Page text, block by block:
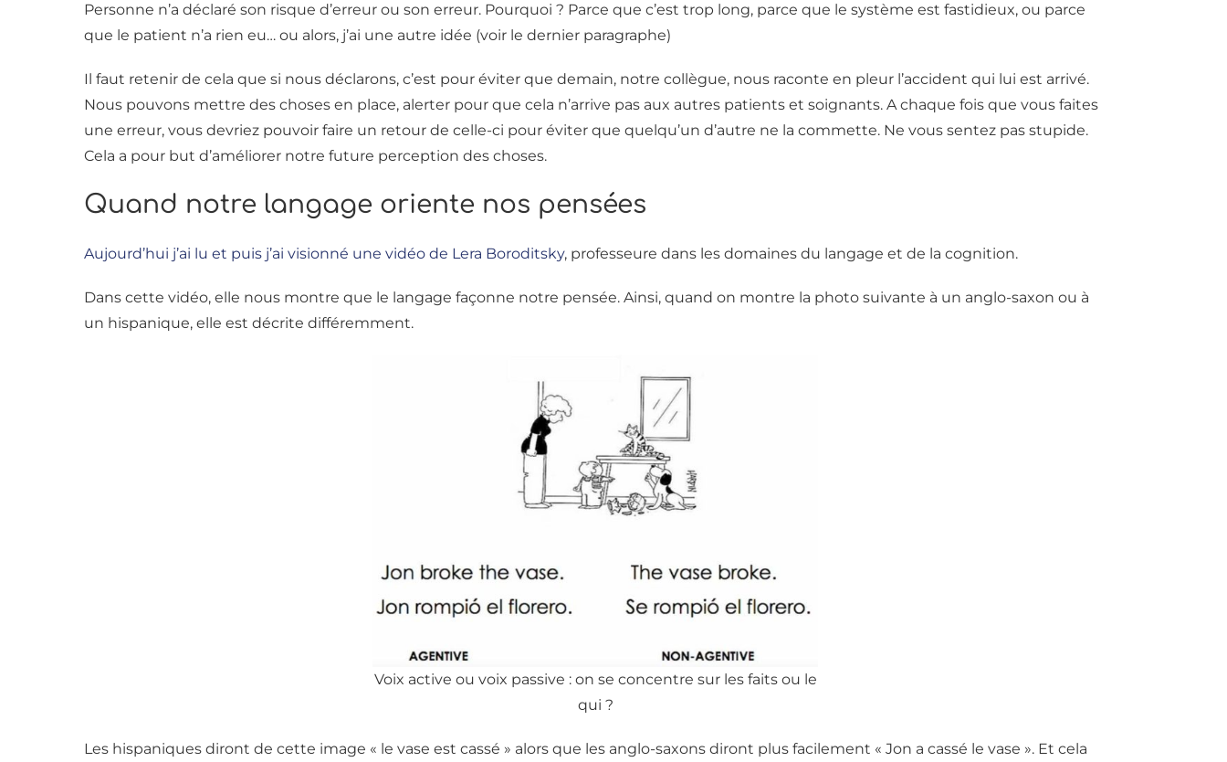
Personne n’a déclaré son risque d’erreur ou son erreur. Pourquoi ? Parce que c’est trop long, parce que le système est fastidieux, ou parce
que le patient n’a rien eu… ou alors, j’ai une autre idée (voir le dernier paragraphe)
Il faut retenir de cela que si nous déclarons, c’est pour éviter que demain, notre collègue, nous raconte en pleur l’accident qui lui est arrivé.
Nous pouvons mettre des choses en place, alerter pour que cela n’arrive pas aux autres patients et soignants. A chaque fois que vous faites
une erreur, vous devriez pouvoir faire un retour de celle-ci pour éviter que quelqu’un d’autre ne la commette. Ne vous sentez pas stupide.
Cela a pour but d’améliorer notre future perception des choses.
Quand notre langage oriente nos pensées
Aujourd’hui j’ai lu et puis j’ai visionné une vidéo de Lera Boroditsky, professeure dans les domaines du langage et de la cognition.
Dans cette vidéo, elle nous montre que le langage façonne notre pensée. Ainsi, quand on montre la photo suivante à un anglo-saxon ou à
un hispanique, elle est décrite différemment.
Voix active ou voix passive : on se concentre sur les faits ou le
qui ?
Les hispaniques diront de cette image « le vase est cassé » alors que les anglo-saxons diront plus facilement « Jon a cassé le vase ». Et cela